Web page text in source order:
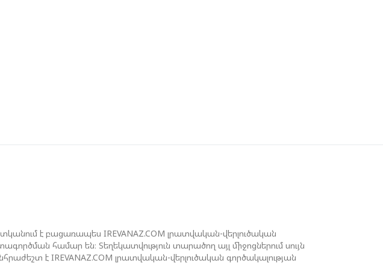
է բացառապես IREVANAZ.COM լրատվական-վերլուծական
համար են։ Տեղեկատվություն տարածող այլ միջոցներում սույն
է IREVANAZ.COM լրատվական-վերլուծական գործակալության